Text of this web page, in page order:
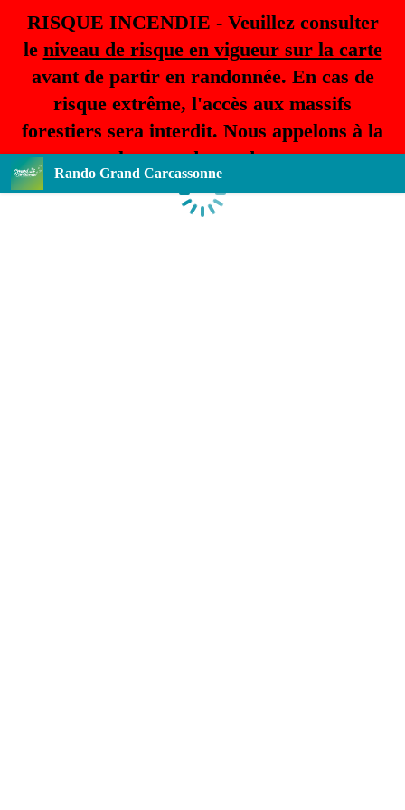
RISQUE INCENDIE - Veuillez consulter
le niveau de risque en vigueur sur la carte
avant de partir en randonnée. En cas de
risque extrême, l'accès aux massifs
forestiers sera interdit. Nous appelons à la
plus grande prudence.
Rando Grand Carcassonne
Chargement